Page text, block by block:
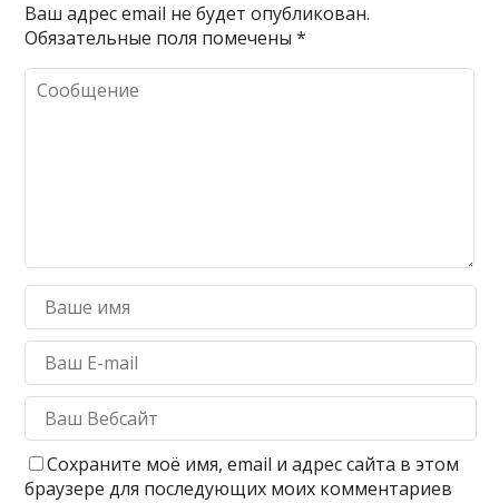
Ваш адрес email не будет опубликован.
Обязательные поля помечены*
Сохраните моё имя, email и адрес сайта в этом
браузере для последующих моих комментариев